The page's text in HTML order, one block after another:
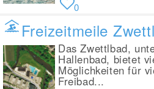
0
Freizeitmeile
Das Zwettlbad,
Hallenbad, bietet
Möglichkeiten für
Freibad...